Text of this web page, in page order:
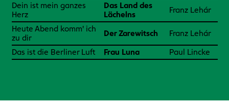
Dein ist mein ganzes
Herz
Das Land des
Lächelns
Franz Lehár
Heute Abend komm' ich
zu dir
Der Zarewitsch Franz Lehár
Das ist die Berliner Luft Frau Luna Paul Lincke